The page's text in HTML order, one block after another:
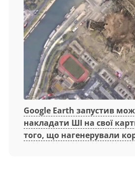
Google Earth запустив
накладати ШІ на свої
того, що нагенерували